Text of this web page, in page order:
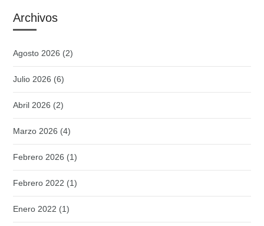
Archivos
Agosto 2026 (2)
Julio 2026 (6)
Abril 2026 (2)
Marzo 2026 (4)
Febrero 2026 (1)
Febrero 2022 (1)
Enero 2022 (1)